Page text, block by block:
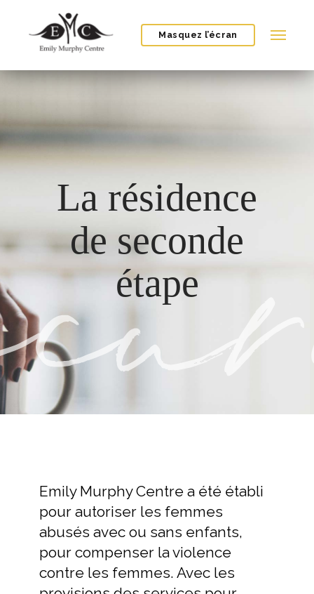
Masquez l’écran
La résidence
de seconde
étape
Emily Murphy Centre a été établi
pour autoriser les femmes
abusés avec ou sans enfants,
pour compenser la violence
contre les femmes. Avec les